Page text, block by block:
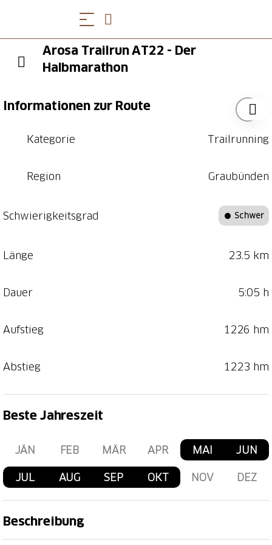
Arosa Trailrun AT22 - Der
Halbmarathon
Informationen zur Route
Kategorie Trailrunning
Region Graubünden
Schwierigkeitsgrad Schwer
Länge 23.5 km
Dauer 5:05 h
Aufstieg 1226 hm
Abstieg 1223 hm
Beste Jahreszeit
JÄN FEB MÄR APR MAI JUN
JUL AUG SEP OKT NOV DEZ
Beschreibung